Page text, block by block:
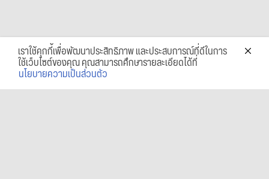
เราใช้คุกกี้เพื่อพัฒนาประสิทธิภาพ และประสบการณ์ที่ดีในการ
ใช้เว็บไซต์ของคุณ คุณสามารถศึกษารายละเอียดได้ที่
นโยบายความเป็นส่วนตัว